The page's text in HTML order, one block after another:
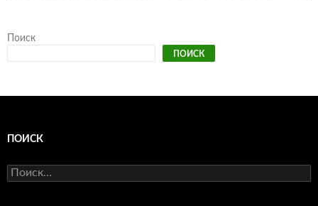
Поиск
ПОИСК
ПОИСК
Найти: